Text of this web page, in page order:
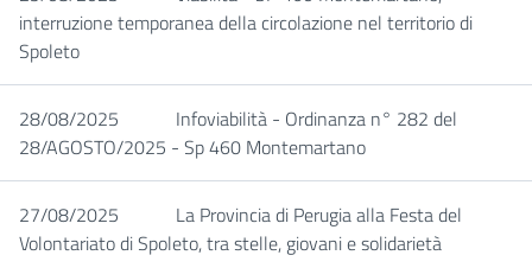
interruzione temporanea della circolazione nel territorio di
Spoleto
28/08/2025
Infoviabilità - Ordinanza n° 282 del
28/AGOSTO/2025 - Sp 460 Montemartano
27/08/2025
La Provincia di Perugia alla Festa del
Volontariato di Spoleto, tra stelle, giovani e solidarietà